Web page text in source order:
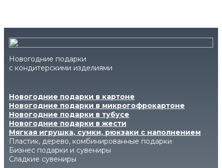
Новогодние подарки
с кондитерскими изделиями
Новогодние подарки в картоне
Новогодние подарки в микрогофрокартоне
Новогодние подарки в тубусе
Новогодние подарки в жести
Мягкая игрушка, сумки, рюкзаки с наполнением
Пластик, дерево, комбинированные подарки
Бизнес подарки и сувениры
Сладкие сувениры